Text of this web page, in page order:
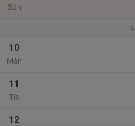
Sön
10
Mån
11
Tis
12